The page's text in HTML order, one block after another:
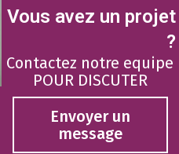
Vous avez un projet
?
Contactez notre equipe
POUR DISCUTER
Envoyer un
message